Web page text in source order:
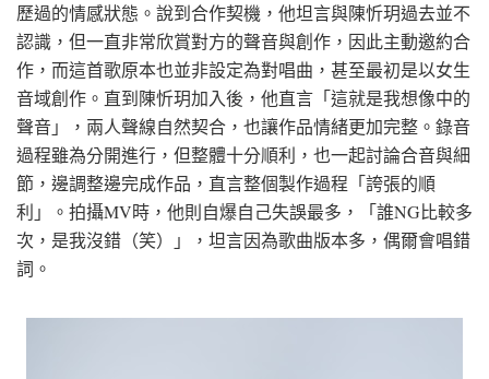
歷過的情感狀態。說到合作契機，他坦言與陳忻玥過去並不
認識，但一直非常欣賞對方的聲音與創作，因此主動邀約合
作，而這首歌原本也並非設定為對唱曲，甚至最初是以女生
音域創作。直到陳忻玥加入後，他直言「這就是我想像中的
聲音」，兩人聲線自然契合，也讓作品情緒更加完整。錄音
過程雖為分開進行，但整體十分順利，也一起討論合音與細
節，邊調整邊完成作品，直言整個製作過程「誇張的順
利」。拍攝MV時，他則自爆自己失誤最多，「誰NG比較多
次，是我沒錯（笑）」，坦言因為歌曲版本多，偶爾會唱錯
詞。